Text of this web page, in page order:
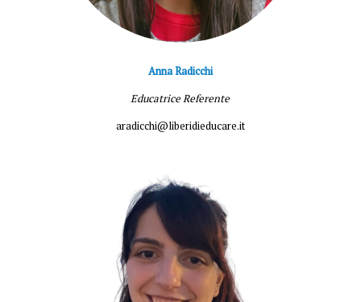
Anna Radicchi
Educatrice Referente
aradicchi@liberidieducare.it